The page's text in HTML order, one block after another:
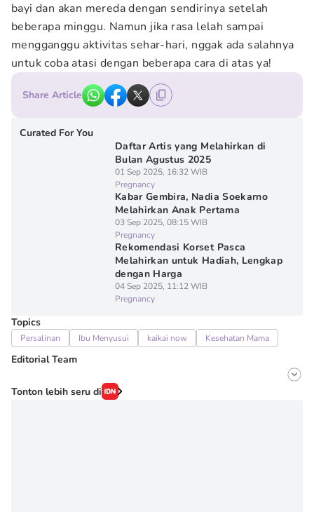
bayi dan akan mereda dengan sendirinya setelah
beberapa minggu. Namun jika rasa lelah sampai
mengganggu aktivitas sehar-hari, nggak ada salahnya
untuk coba atasi dengan beberapa cara di atas ya!
Share Article
Curated For You
Daftar Artis yang Melahirkan di
Bulan Agustus 2025
01 Sep 2025, 16:32 WIB
Pregnancy
Kabar Gembira, Nadia Soekarno
Melahirkan Anak Pertama
03 Sep 2025, 08:15 WIB
Pregnancy
Rekomendasi Korset Pasca
Melahirkan untuk Hadiah, Lengkap
dengan Harga
04 Sep 2025, 11:12 WIB
Pregnancy
Topics
Persalinan Ibu Menyusui kaikai now Kesehatan Mama
Editorial Team
Editor
Onic Metheany
Tonton lebih seru di